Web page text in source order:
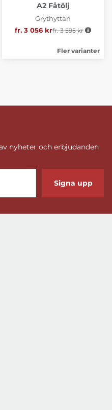
A2 Fåtölj
Grythyttan
fr. 3 056 krOrdinarie pris:
fr. 3 595 kr
Fler varianter
nyheter och erbjudanden
Signa upp